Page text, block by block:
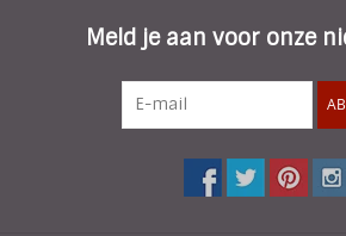
Meld je aan voor onze